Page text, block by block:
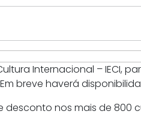
Internacional – IECI,
breve haverá
nos mais de 800